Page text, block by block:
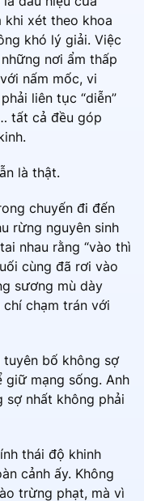
khi xét theo khoa
khó lý giải. Việc
nơi ẩm thấp
nấm mốc, vi
liên tục “diễn”
tất cả đều góp
là thật.
chuyến đi đến
rừng nguyên sinh
nhau rằng “vào thì
cùng đã rơi vào
sương mù dày
chạm trán với
bố không sợ
mạng sống. Anh
sợ nhất không phải
thái độ khinh
cảnh ấy. Không
trừng phạt, mà vì